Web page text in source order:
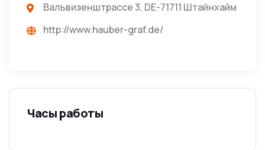
Вальвизенштрассе 3, DE-71711 Штайнхайм
http://www.hauber-graf.de/
Часы работы